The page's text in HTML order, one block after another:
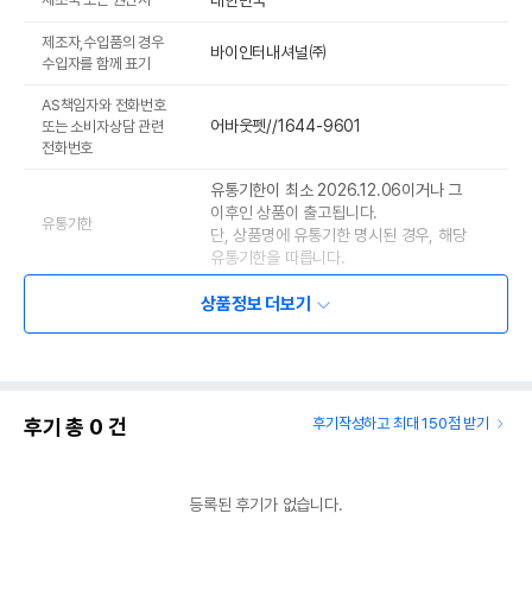
제조자,수입품의 경우
수입자를 함께 표기
바이인터내셔널㈜
AS책임자와 전화번호
또는 소비자상담 관련
전화번호
어바웃펫//1644-9601
유통기한
유통기한이 최소 2026.12.06이거나 그
이후인 상품이 출고됩니다.
단, 상품명에 유통기한 명시된 경우, 해당
유통기한을 따릅니다.
상품정보 더보기
후기 총 0 건 후기작성하고 최대 150점 받기
등록된 후기가 없습니다.